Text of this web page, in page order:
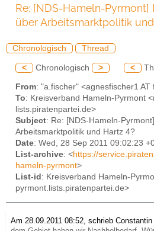
Re: [NDS-Hameln-Pyrmont]
über Arbeitsmarktpolitik
Chronologisch Thread
< Chronologisch > <
From: "a.fischer" <agnesfischer1 AT
To: Kreisverband Hameln-Pyrmont
lists.piratenpartei.de>
Subject: Re: [NDS-Hameln-
Arbeitsmarktpolitik und Hartz 4?
Date: Wed, 28 Sep 2011 09:02:23
List-archive: <https://
hameln-pyrmont>
List-id : Kreisverband Hameln-
pyrmont.lists.piratenpartei.de>
Am 28.09.2011 08:52, schrieb